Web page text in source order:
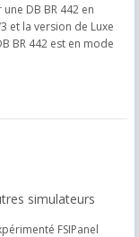
DB BR 442 en
et la version de Luxe
BR 442 est en mode
simulateurs
FSIPanel